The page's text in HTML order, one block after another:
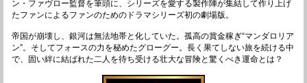
ン・ファヴロー監督を筆頭に、シリーズを愛する製作陣が集結して作り上げ
たファンによるファンのためのドラマシリーズ初の劇場版。
帝国が崩壊し、銀河は無法地帯と化していた。孤高の賞金稼ぎ“マンダロリア
ン”。そしてフォースの力を秘めたグローグー。長く果てしない旅を続ける中
で、固い絆に結ばれた二人を待ち受ける壮大な冒険と驚くべき運命とは？